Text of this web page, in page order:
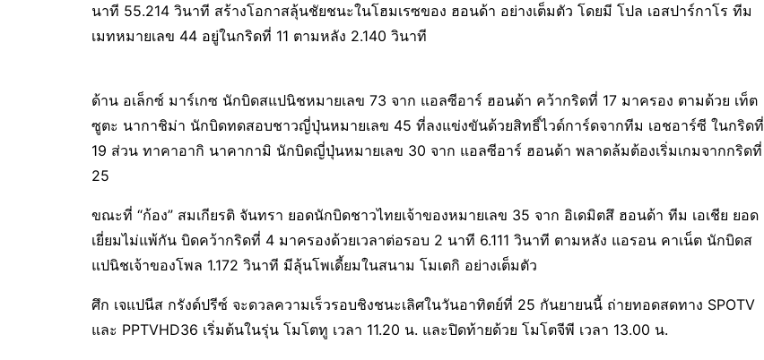
นาที 55.214 วินาที สร้างโอกาสลุ้นชัยชนะในโฮมเรซของ ฮอนด้า อย่างเต็มตัว โดยมี โปล เอสปาร์กาโร ทีม
เมทหมายเลข 44 อยู่ในกริดที่ 11 ตามหลัง 2.140 วินาที
ด้าน อเล็กซ์ มาร์เกซ นักบิดสแปนิชหมายเลข 73 จาก แอลซีอาร์ ฮอนด้า คว้ากริดที่ 17 มาครอง ตามด้วย เท็ต
ซูตะ นากาชิม่า นักบิดทดสอบชาวญี่ปุ่นหมายเลข 45 ที่ลงแข่งขันด้วยสิทธิ์ไวด์การ์ดจากทีม เอชอาร์ซี ในกริดที่
19 ส่วน ทาคาอากิ นาคากามิ นักบิดญี่ปุ่นหมายเลข 30 จาก แอลซีอาร์ ฮอนด้า พลาดล้มต้องเริ่มเกมจากกริดที่
25
ขณะที่ “ก้อง” สมเกียรติ จันทรา ยอดนักบิดชาวไทยเจ้าของหมายเลข 35 จาก อิเดมิตสึ ฮอนด้า ทีม เอเชีย ยอด
เยี่ยมไม่แพ้กัน บิดคว้ากริดที่ 4 มาครองด้วยเวลาต่อรอบ 2 นาที 6.111 วินาที ตามหลัง แอรอน คาเน็ต นักบิดส
แปนิชเจ้าของโพล 1.172 วินาที มีลุ้นโพเดี้ยมในสนาม โมเตกิ อย่างเต็มตัว
ศึก เจแปนีส กรังด์ปรีซ์ จะดวลความเร็วรอบชิงชนะเลิศในวันอาทิตย์ที่ 25 กันยายนนี้ ถ่ายทอดสดทาง SPOTV
และ PPTVHD36 เริ่มต้นในรุ่น โมโตทู เวลา 11.20 น. และปิดท้ายด้วย โมโตจีพี เวลา 13.00 น.